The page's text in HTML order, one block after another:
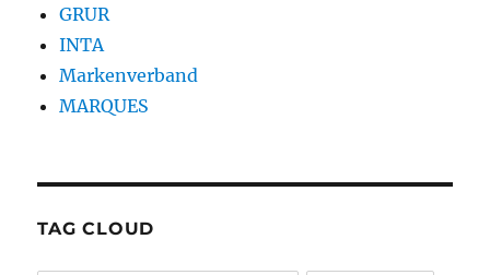
GRUR
INTA
Markenverband
MARQUES
TAG CLOUD